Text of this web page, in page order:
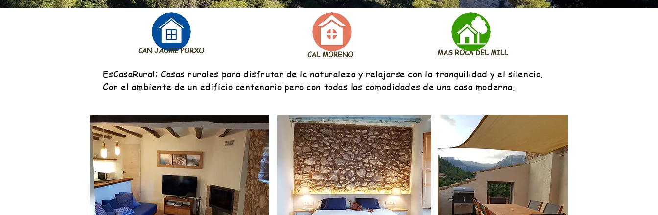
CAN JAUME PORXO CAL MORENO MAS ROCA DEL MILL
EsCasaRural: Casas rurales para disfrutar de la naturaleza y relajarse con la tranquilidad y el silencio.
Con el ambiente de un edificio centenario pero con todas las comodidades de una casa moderna.